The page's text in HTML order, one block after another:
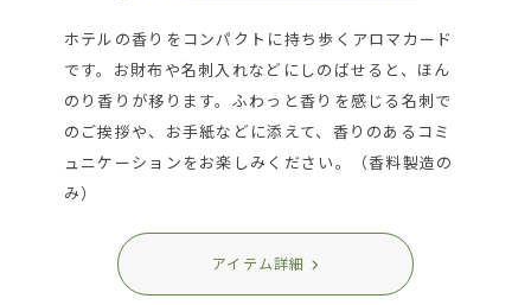
ホテルの香りをコンパクトに持ち歩くアロマカード
です。お財布や名刺入れなどにしのばせると、ほん
のり香りが移ります。ふわっと香りを感じる名刺で
のご挨拶や、お手紙などに添えて、香りのあるコミ
ュニケーションをお楽しみください。（香料製造の
み）
アイテム詳細